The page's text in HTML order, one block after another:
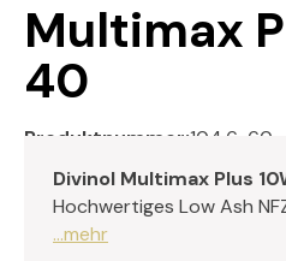
Multimax
40
Produktnummer:104.6-60
Divinol Multimax Plus
Hochwertiges Low Ash
...mehr